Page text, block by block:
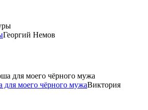
Георгий Немов
для моего чёрного мужаВиктория